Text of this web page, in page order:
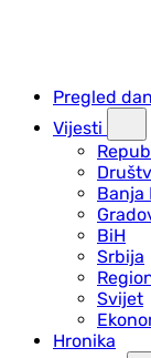
Pregled
Vijesti
Banja
BiH
Srbija
Svijet
Hronika